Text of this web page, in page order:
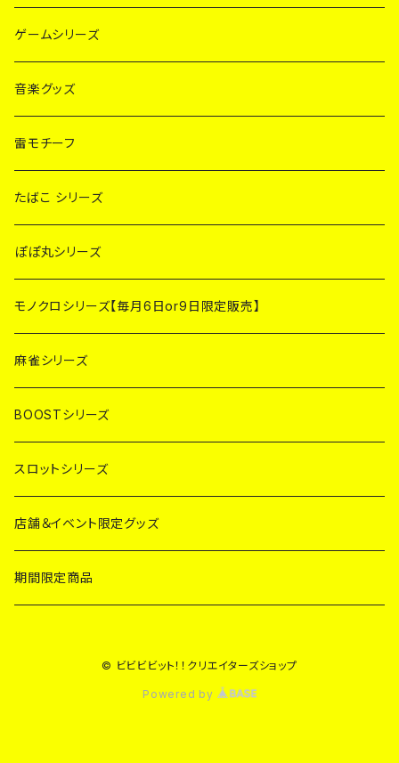
ゲームシリーズ
音楽グッズ
雷モチーフ
たばこ シリーズ
ぽぽ丸シリーズ
モノクロシリーズ【毎月6日or9日限定販売】
麻雀シリーズ
BOOSTシリーズ
スロットシリーズ
店舗＆イベント限定グッズ
期間限定商品
© ビビビビット！！クリエイターズショップ
Powered by